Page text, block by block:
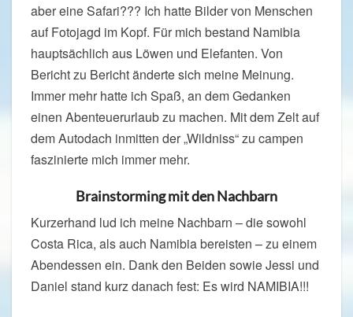
aber eine Safari??? Ich hatte Bilder von Menschen
auf Fotojagd im Kopf. Für mich bestand Namibia
hauptsächlich aus Löwen und Elefanten. Von
Bericht zu Bericht änderte sich meine Meinung.
Immer mehr hatte ich Spaß, an dem Gedanken
einen Abenteuerurlaub zu machen. Mit dem Zelt auf
dem Autodach inmitten der „Wildniss“ zu campen
faszinierte mich immer mehr.
Brainstorming mit den Nachbarn
Kurzerhand lud ich meine Nachbarn – die sowohl
Costa Rica, als auch Namibia bereisten – zu einem
Abendessen ein. Dank den Beiden sowie Jessi und
Daniel stand kurz danach fest: Es wird NAMIBIA!!!